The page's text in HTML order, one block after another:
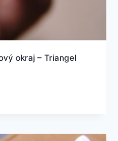
okraj – Triangel